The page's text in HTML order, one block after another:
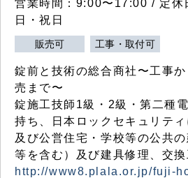
営業時間：9:00〜17:00 / 定休
日・祝日
販売可 工事・取付可
錠前と技術の総合商社〜工事
売まで〜
錠施工技師1級・2級・第二種
持ち、日本ロックセキュリテ
及び公営住宅・学校等の公共
等を含む）及び建具修理、交換
http://www8.plala.or.jp/fuji-